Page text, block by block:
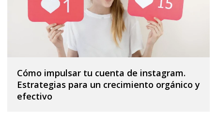
Cómo impulsar tu cuenta de instagram.
Estrategias para un crecimiento orgánico y
efectivo